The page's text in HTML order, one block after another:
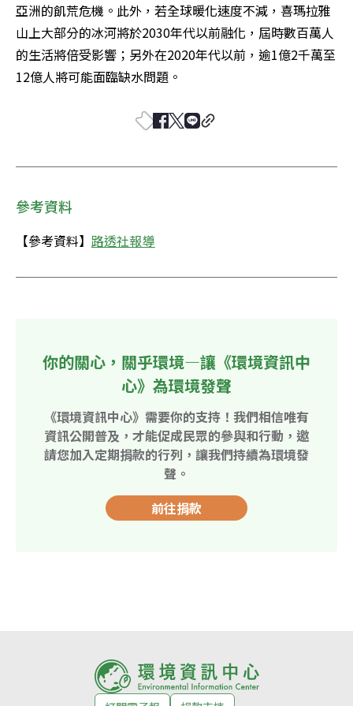
亞洲的飢荒危機。此外，若全球暖化速度不減，喜瑪拉雅
山上大部分的冰河將於2030年代以前融化，屆時數百萬人
的生活將倍受影響；另外在2020年代以前，逾1億2千萬至
12億人將可能面臨缺水問題。
參考資料
【參考資料】 路透社報導
你的關心，關乎環境—讓《環境資訊中
心》為環境發聲
《環境資訊中心》需要你的支持！我們相信唯有
資訊公開普及，才能促成民眾的參與和行動，邀
請您加入定期捐款的行列，讓我們持續為環境發
聲。
前往捐款